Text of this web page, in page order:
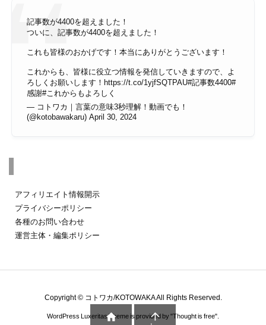
記事数が4400を超えました！
ついに、記事数が4400を超えました！
これも皆様のおかげです！本当にありがとうございます！
これからも、皆様に役立つ情報を発信していきますので、よ
ろしくお願いします！ https://t.co/1yjfSQTPAU#記事数4400#
感謝#これからもよろしく
— コトワカ｜言葉の意味3秒理解！動画でも！
(@kotobawakaru) April 30, 2024
アフィリエイト情報開示
プライバシーポリシー
各種のお問い合わせ
運営主体・編集ポリシー
Copyright © コトワカ/KOTOWAKAAll Rights Reserved.
WordPress Luxeritas Theme is provided by "Thought is free".
 